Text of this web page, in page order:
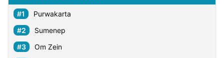
Purwakarta
Sumenep
Om Zein